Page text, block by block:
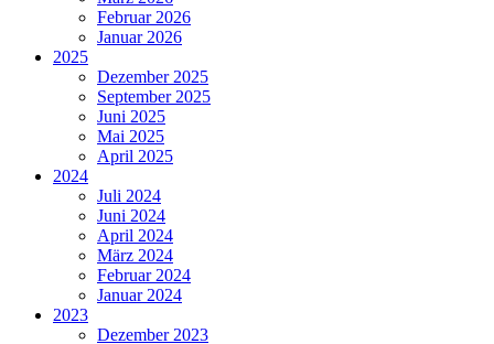
Februar 2026
Januar 2026
2025
Dezember 2025
September 2025
Juni 2025
Mai 2025
April 2025
2024
Juli 2024
Juni 2024
April 2024
März 2024
Februar 2024
Januar 2024
2023
Dezember 2023